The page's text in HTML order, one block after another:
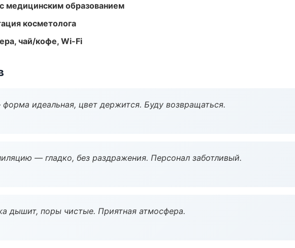
медицинским образованием
косметолога
чай/кофе, Wi-Fi
идеальная, цвет держится. Буду возвращаться.
— гладко, без раздражения. Персонал заботливый.
дышит, поры чистые. Приятная атмосфера.